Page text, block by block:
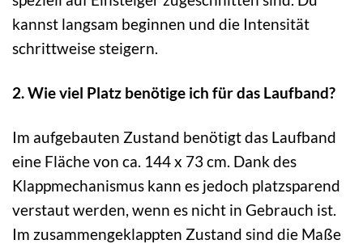
kannst langsam beginnen und die Intensität
schrittweise steigern.
2. Wie viel Platz benötige ich für das Laufband?
Im aufgebauten Zustand benötigt das Laufband
eine Fläche von ca. 144 x 73 cm. Dank des
Klappmechanismus kann es jedoch platzsparend
verstaut werden, wenn es nicht in Gebrauch ist.
Im zusammengeklappten Zustand sind die Maße